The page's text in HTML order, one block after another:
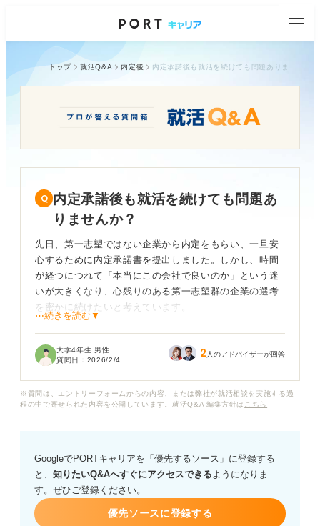
トップ 就活Q&A 内定後
内定承諾後も就活を続けても問題あ
りませんか？
先日、第一志望ではない企業から内定をもらい、一旦安
心するために内定承諾書を提出しました。しかし、時間
が経つにつれて「本当にこの会社で良いのか」という迷
いが大きくなり、心残りのある第一志望群の企業の選考
を密かに続けたいと考えています。
いと理解していますが、一生のキャリアを考えると諦め
しょうか？
お願いします。また、後悔なく就活を終えるために、今
取るべき具体的な行動やリスクを最小限に抑える方法に
ついても教えてください。
⋯続きを読む▼
大学4年生 男性
質問日： 2026/2/4 2 人のアドバイザーが回答
※質問は、エントリーフォームからの内容、または弊社が就活相談を実施する過
程の中で寄せられた内容を公開しています。就活Q&A 編集方針は こちら
GoogleでPORTキャリアを「優先するソース」に登録する
と、 知りたいQ&Aへすぐにアクセスできるようになりま
す。ぜひご登録ください。
優先ソースに登録する